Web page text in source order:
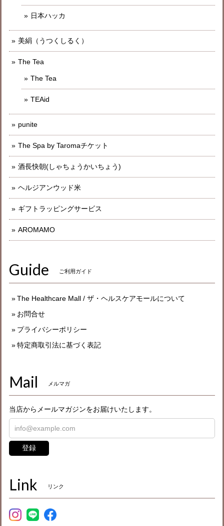
日本ハッカ
美絹（うつくしるく）
The Tea
The Tea
TEAid
punite
The Spa by Taromaチケット
酒長快朝(しゃちょうかいちょう)
ヘルジアンウッド米
ギフトラッピングサービス
AROMAMO
Guide ご利用ガイド
The Healthcare Mall / ザ・ヘルスケアモールについて
お問合せ
プライバシーポリシー
特定商取引法に基づく表記
Mail メルマガ
当店からメールマガジンをお届けいたします。
登録
Link リンク